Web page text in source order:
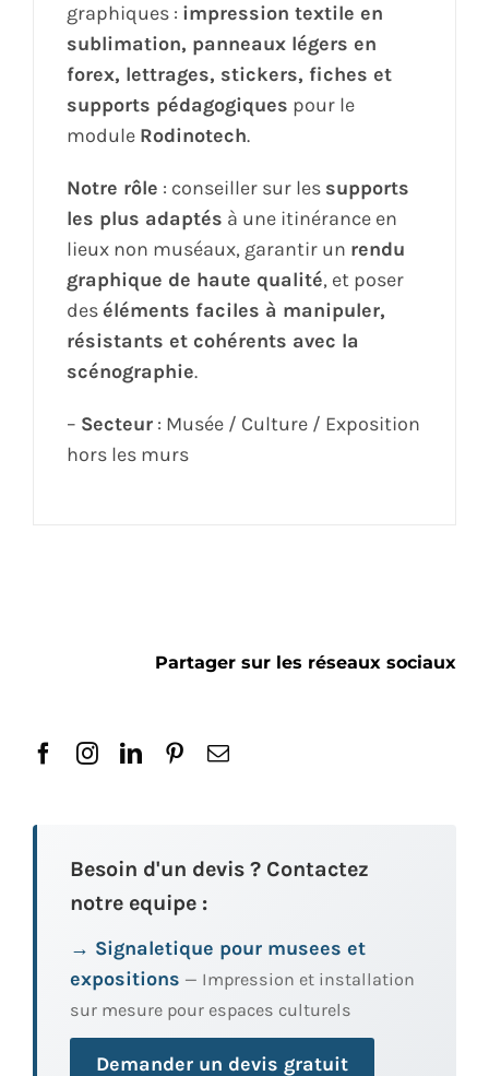
graphiques : impression textile en
sublimation, panneaux légers en
forex, lettrages, stickers, fiches et
supports pédagogiques pour le
module Rodinotech.
Notre rôle : conseiller sur les supports
les plus adaptés à une itinérance en
lieux non muséaux, garantir un rendu
graphique de haute qualité, et poser
deséléments faciles à manipuler,
résistants et cohérents avec la
scénographie.
– Secteur: Musée / Culture / Exposition
hors les murs
Partager sur les réseaux sociaux
Besoin d'un devis ? Contactez
notre equipe :
→ Signaletique pour musees et
expositions — Impression et installation
sur mesure pour espaces culturels
Demander un devis gratuit